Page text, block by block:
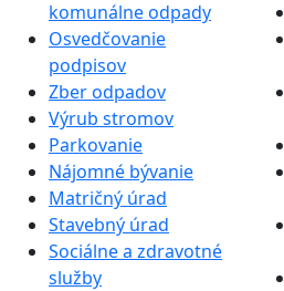
komunálne odpady
Osvedčovanie
podpisov
Zber odpadov
Výrub stromov
Parkovanie
Nájomné bývanie
Matričný úrad
Stavebný úrad
Sociálne a zdravotné
služby